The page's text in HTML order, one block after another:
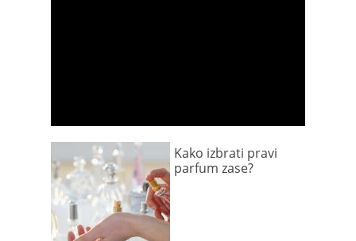
Kako izbrati pravi
parfum zase?